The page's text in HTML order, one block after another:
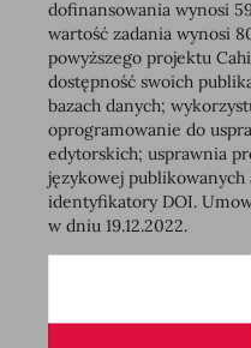
dofinansowania wynosi
wartość zadania wynosi
powyższego projektu
dostępność swoich
bazach danych;
oprogramowanie do
edytorskich; usprawnia
językowej publikowanych
identyfikatory DOI.
w dniu 19.12.2022.